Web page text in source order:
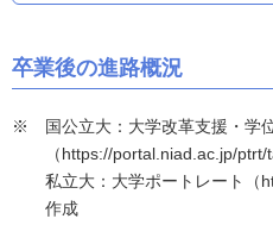
卒業後の進路概況
国公立大：大学改革支援・学
（https://portal.niad.ac.jp/
私立大：大学ポートレート（
作成